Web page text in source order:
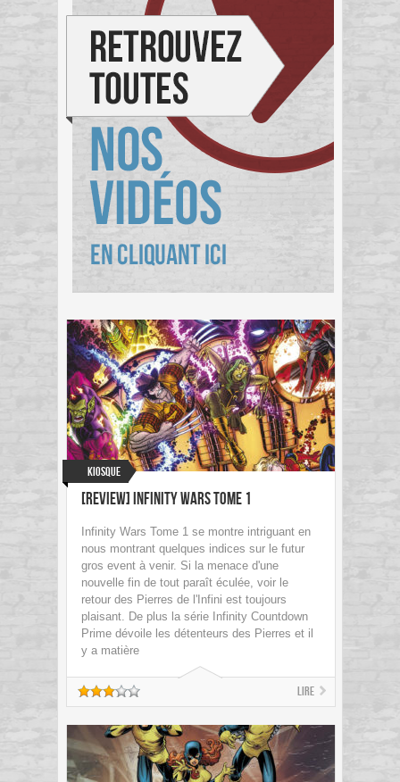
Kiosque
[Review] Infinity Wars Tome 1
Infinity Wars Tome 1 se montre intriguant en
nous montrant quelques indices sur le futur
gros event à venir. Si la menace d'une
nouvelle fin de tout paraît éculée, voir le
retour des Pierres de l'Infini est toujours
plaisant. De plus la série Infinity Countdown
Prime dévoile les détenteurs des Pierres et il
y a matière
Lire